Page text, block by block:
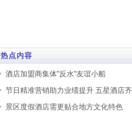
热点内容
酒店加盟商集体"反水"友谊小船
节日精准营销助力业绩提升 五星酒店齐
景区度假酒店需更贴合地方文化特色